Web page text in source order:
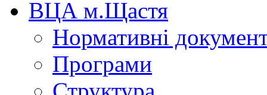
ВЦА м.Щастя
Нормативні
Програми